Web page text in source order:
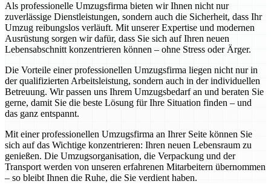
Als professionelle Umzugsfirma bieten wir Ihnen nicht nur
zuverlässige Dienstleistungen, sondern auch die Sicherheit, dass Ihr
Umzug reibungslos verläuft. Mit unserer Expertise und modernen
Ausrüstung sorgen wir dafür, dass Sie sich auf Ihren neuen
Lebensabschnitt konzentrieren können – ohne Stress oder Ärger.
Die Vorteile einer professionellen Umzugsfirma liegen nicht nur in
der qualifizierten Arbeitsleistung, sondern auch in der individuellen
Betreuung. Wir passen uns Ihrem Umzugsbedarf an und beraten Sie
gerne, damit Sie die beste Lösung für Ihre Situation finden – und
das ganz entspannt.
Mit einer professionellen Umzugsfirma an Ihrer Seite können Sie
sich auf das Wichtige konzentrieren: Ihren neuen Lebensraum zu
genießen. Die Umzugsorganisation, die Verpackung und der
Transport werden von unseren erfahrenen Mitarbeitern übernommen
– so bleibt Ihnen die Ruhe, die Sie verdient haben.